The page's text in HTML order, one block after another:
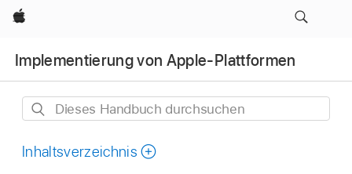
Apple
Implementierung von Apple-Plattformen
Dieses
durchsuchen
Inhaltsverzeichnis